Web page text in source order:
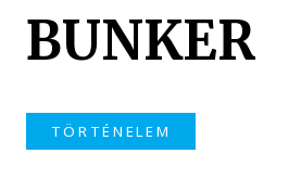
BUNKER
TÖRTÉNELEM